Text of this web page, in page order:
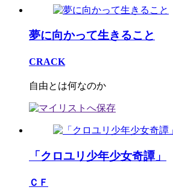
夢に向かって生きること
CRACK
自由とは何なのか
「クロユリ少年少女奇譚」
ＣＦ